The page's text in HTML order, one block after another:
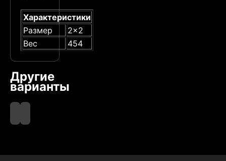
Характеристики
Размер
2x2
Вес
454
Другие
варианты